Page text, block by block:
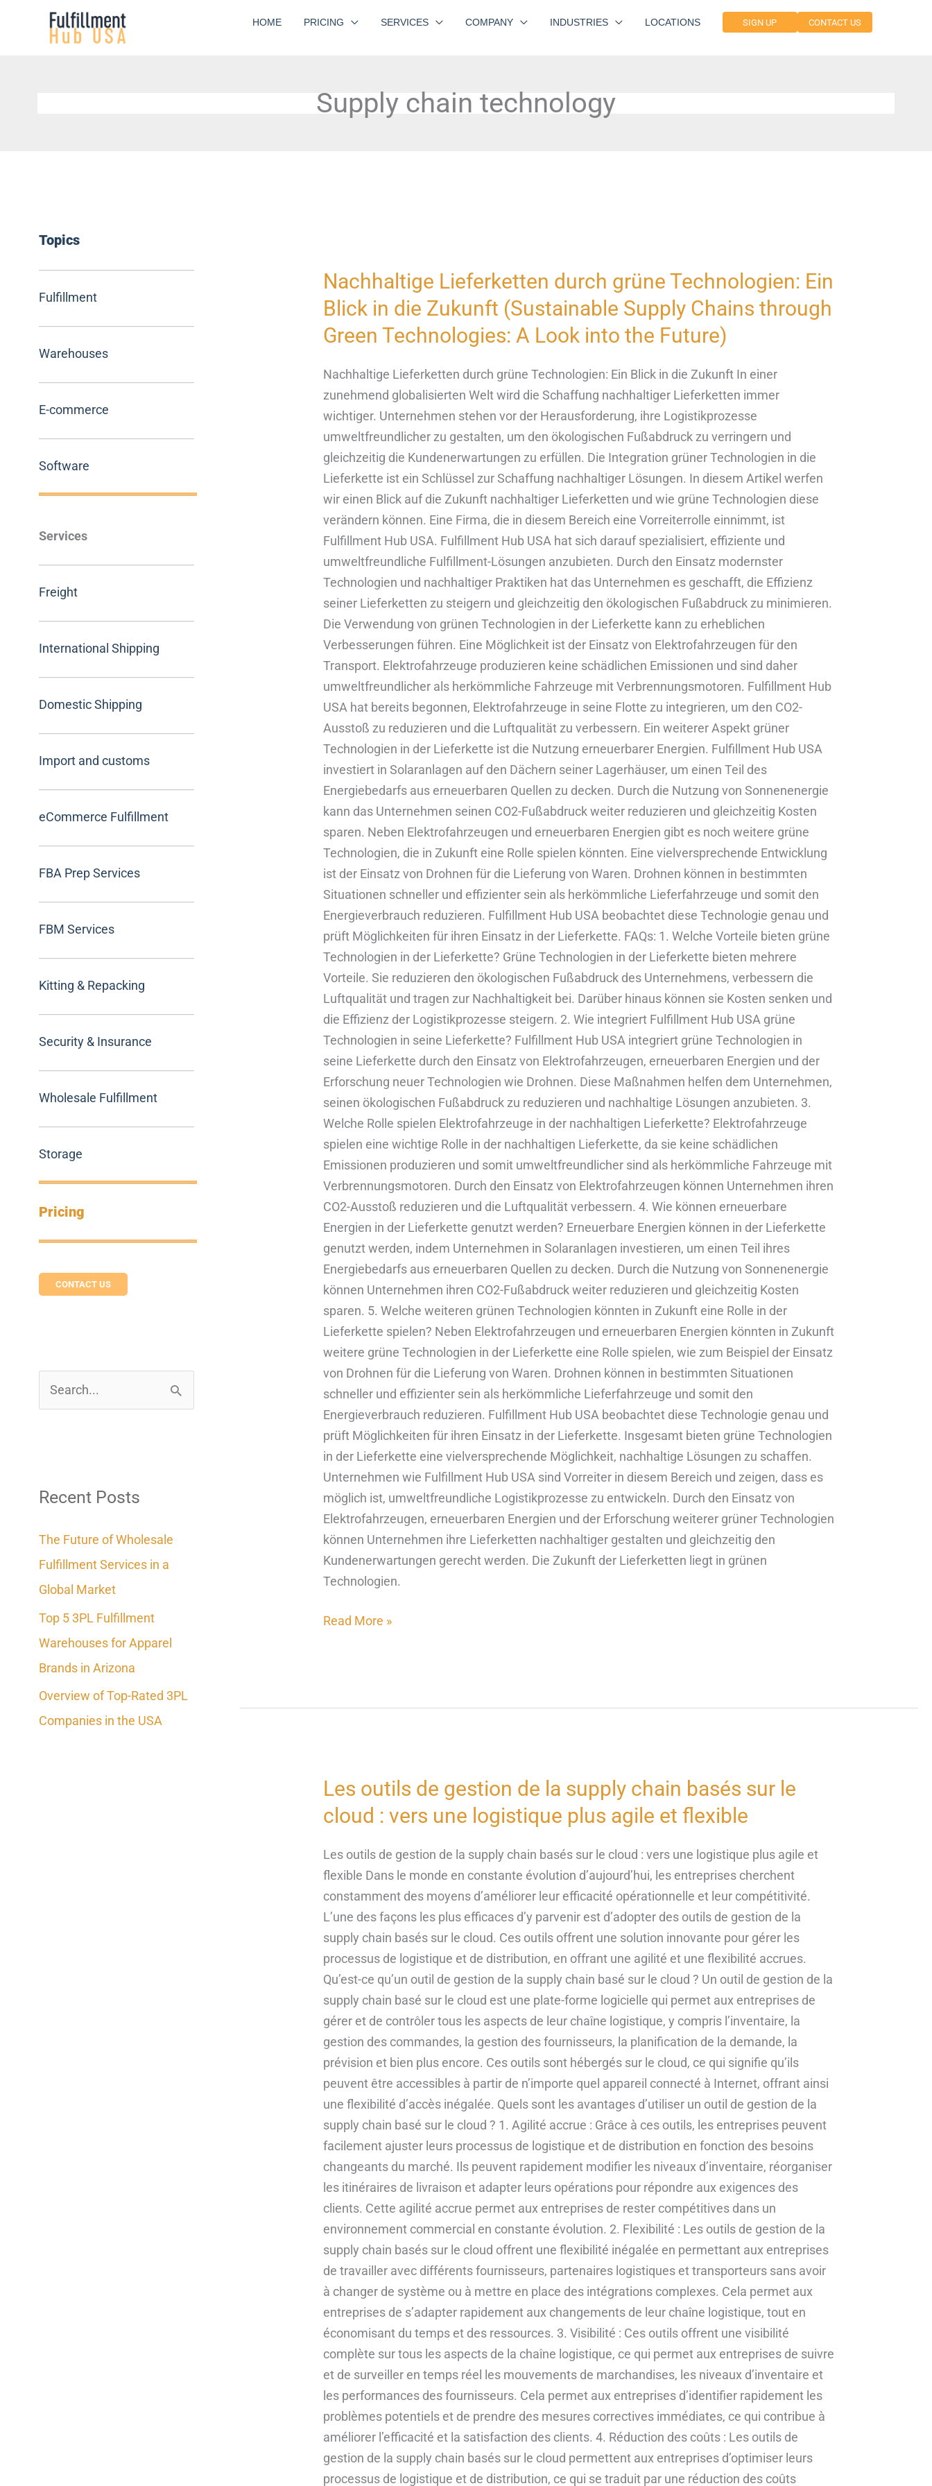
HOME PRICING SERVICES COMPANY INDUSTRIES LOCATIONS SIGN UP CONTACT US
Supply chain technology
Topics
Fulfillment
Warehouses
E-commerce
Software
Services
Freight
International Shipping
Domestic Shipping
Import and customs
eCommerce Fulfillment
FBA Prep Services
FBM Services
Kitting & Repacking
Security & Insurance
Wholesale Fulfillment
Storage
Pricing
CONTACT US
c
f
o
r
:
Recent Posts
The Future of Wholesale
Fulfillment Services in a
Global Market
Top 5 3PL Fulfillment
Warehouses for Apparel
Brands in Arizona
Overview of Top-Rated 3PL
Companies in the USA
Nachhaltige Lieferketten durch grüne Technologien: Ein
Blick in die Zukunft (Sustainable Supply Chains through
Green Technologies: A Look into the Future)
Nachhaltige Lieferketten durch grüne Technologien: Ein Blick in die Zukunft In einer
zunehmend globalisierten Welt wird die Schaffung nachhaltiger Lieferketten immer
wichtiger. Unternehmen stehen vor der Herausforderung, ihre Logistikprozesse
umweltfreundlicher zu gestalten, um den ökologischen Fußabdruck zu verringern und
gleichzeitig die Kundenerwartungen zu erfüllen. Die Integration grüner Technologien in die
Lieferkette ist ein Schlüssel zur Schaffung nachhaltiger Lösungen. In diesem Artikel werfen
wir einen Blick auf die Zukunft nachhaltiger Lieferketten und wie grüne Technologien diese
verändern können. Eine Firma, die in diesem Bereich eine Vorreiterrolle einnimmt, ist
Fulfillment Hub USA. Fulfillment Hub USA hat sich darauf spezialisiert, effiziente und
umweltfreundliche Fulfillment-Lösungen anzubieten. Durch den Einsatz modernster
Technologien und nachhaltiger Praktiken hat das Unternehmen es geschafft, die Effizienz
seiner Lieferketten zu steigern und gleichzeitig den ökologischen Fußabdruck zu minimieren.
Die Verwendung von grünen Technologien in der Lieferkette kann zu erheblichen
Verbesserungen führen. Eine Möglichkeit ist der Einsatz von Elektrofahrzeugen für den
Transport. Elektrofahrzeuge produzieren keine schädlichen Emissionen und sind daher
umweltfreundlicher als herkömmliche Fahrzeuge mit Verbrennungsmotoren. Fulfillment Hub
USA hat bereits begonnen, Elektrofahrzeuge in seine Flotte zu integrieren, um den CO2-
Ausstoß zu reduzieren und die Luftqualität zu verbessern. Ein weiterer Aspekt grüner
Technologien in der Lieferkette ist die Nutzung erneuerbarer Energien. Fulfillment Hub USA
investiert in Solaranlagen auf den Dächern seiner Lagerhäuser, um einen Teil des
Energiebedarfs aus erneuerbaren Quellen zu decken. Durch die Nutzung von Sonnenenergie
kann das Unternehmen seinen CO2-Fußabdruck weiter reduzieren und gleichzeitig Kosten
sparen. Neben Elektrofahrzeugen und erneuerbaren Energien gibt es noch weitere grüne
Technologien, die in Zukunft eine Rolle spielen könnten. Eine vielversprechende Entwicklung
ist der Einsatz von Drohnen für die Lieferung von Waren. Drohnen können in bestimmten
Situationen schneller und effizienter sein als herkömmliche Lieferfahrzeuge und somit den
Energieverbrauch reduzieren. Fulfillment Hub USA beobachtet diese Technologie genau und
prüft Möglichkeiten für ihren Einsatz in der Lieferkette. FAQs: 1. Welche Vorteile bieten grüne
Technologien in der Lieferkette? Grüne Technologien in der Lieferkette bieten mehrere
Vorteile. Sie reduzieren den ökologischen Fußabdruck des Unternehmens, verbessern die
Luftqualität und tragen zur Nachhaltigkeit bei. Darüber hinaus können sie Kosten senken und
die Effizienz der Logistikprozesse steigern. 2. Wie integriert Fulfillment Hub USA grüne
Technologien in seine Lieferkette? Fulfillment Hub USA integriert grüne Technologien in
seine Lieferkette durch den Einsatz von Elektrofahrzeugen, erneuerbaren Energien und der
Erforschung neuer Technologien wie Drohnen. Diese Maßnahmen helfen dem Unternehmen,
seinen ökologischen Fußabdruck zu reduzieren und nachhaltige Lösungen anzubieten. 3.
Welche Rolle spielen Elektrofahrzeuge in der nachhaltigen Lieferkette? Elektrofahrzeuge
spielen eine wichtige Rolle in der nachhaltigen Lieferkette, da sie keine schädlichen
Emissionen produzieren und somit umweltfreundlicher sind als herkömmliche Fahrzeuge mit
Verbrennungsmotoren. Durch den Einsatz von Elektrofahrzeugen können Unternehmen ihren
CO2-Ausstoß reduzieren und die Luftqualität verbessern. 4. Wie können erneuerbare
Energien in der Lieferkette genutzt werden? Erneuerbare Energien können in der Lieferkette
genutzt werden, indem Unternehmen in Solaranlagen investieren, um einen Teil ihres
Energiebedarfs aus erneuerbaren Quellen zu decken. Durch die Nutzung von Sonnenenergie
können Unternehmen ihren CO2-Fußabdruck weiter reduzieren und gleichzeitig Kosten
sparen. 5. Welche weiteren grünen Technologien könnten in Zukunft eine Rolle in der
Lieferkette spielen? Neben Elektrofahrzeugen und erneuerbaren Energien könnten in Zukunft
weitere grüne Technologien in der Lieferkette eine Rolle spielen, wie zum Beispiel der Einsatz
von Drohnen für die Lieferung von Waren. Drohnen können in bestimmten Situationen
schneller und effizienter sein als herkömmliche Lieferfahrzeuge und somit den
Energieverbrauch reduzieren. Fulfillment Hub USA beobachtet diese Technologie genau und
prüft Möglichkeiten für ihren Einsatz in der Lieferkette. Insgesamt bieten grüne Technologien
in der Lieferkette eine vielversprechende Möglichkeit, nachhaltige Lösungen zu schaffen.
Unternehmen wie Fulfillment Hub USA sind Vorreiter in diesem Bereich und zeigen, dass es
möglich ist, umweltfreundliche Logistikprozesse zu entwickeln. Durch den Einsatz von
Elektrofahrzeugen, erneuerbaren Energien und der Erforschung weiterer grüner Technologien
können Unternehmen ihre Lieferketten nachhaltiger gestalten und gleichzeitig den
Kundenerwartungen gerecht werden. Die Zukunft der Lieferketten liegt in grünen
Technologien.
Nachhaltige
Lieferketten
durch
grüne
Ein
Blick
in
die
Zukunft
(Sustainable
Supply
Chains
through
Green
Technologies:
A
Look
into
the
Future)
Read More »
Les outils de gestion de la supply chain basés sur le
cloud : vers une logistique plus agile et flexible
Les outils de gestion de la supply chain basés sur le cloud : vers une logistique plus agile et
flexible Dans le monde en constante évolution d’aujourd’hui, les entreprises cherchent
constamment des moyens d’améliorer leur efficacité opérationnelle et leur compétitivité.
L’une des façons les plus efficaces d’y parvenir est d’adopter des outils de gestion de la
supply chain basés sur le cloud. Ces outils offrent une solution innovante pour gérer les
processus de logistique et de distribution, en offrant une agilité et une flexibilité accrues.
Qu’est-ce qu’un outil de gestion de la supply chain basé sur le cloud ? Un outil de gestion de la
supply chain basé sur le cloud est une plate-forme logicielle qui permet aux entreprises de
gérer et de contrôler tous les aspects de leur chaîne logistique, y compris l’inventaire, la
gestion des commandes, la gestion des fournisseurs, la planification de la demande, la
prévision et bien plus encore. Ces outils sont hébergés sur le cloud, ce qui signifie qu’ils
peuvent être accessibles à partir de n’importe quel appareil connecté à Internet, offrant ainsi
une flexibilité d’accès inégalée. Quels sont les avantages d’utiliser un outil de gestion de la
supply chain basé sur le cloud ? 1. Agilité accrue : Grâce à ces outils, les entreprises peuvent
facilement ajuster leurs processus de logistique et de distribution en fonction des besoins
changeants du marché. Ils peuvent rapidement modifier les niveaux d’inventaire, réorganiser
les itinéraires de livraison et adapter leurs opérations pour répondre aux exigences des
clients. Cette agilité accrue permet aux entreprises de rester compétitives dans un
environnement commercial en constante évolution. 2. Flexibilité : Les outils de gestion de la
supply chain basés sur le cloud offrent une flexibilité inégalée en permettant aux entreprises
de travailler avec différents fournisseurs, partenaires logistiques et transporteurs sans avoir
à changer de système ou à mettre en place des intégrations complexes. Cela permet aux
entreprises de s’adapter rapidement aux changements de leur chaîne logistique, tout en
économisant du temps et des ressources. 3. Visibilité : Ces outils offrent une visibilité
complète sur tous les aspects de la chaîne logistique, ce qui permet aux entreprises de suivre
et de surveiller en temps réel les mouvements de marchandises, les niveaux d’inventaire et
les performances des fournisseurs. Cela permet aux entreprises d’identifier rapidement les
problèmes potentiels et de prendre des mesures correctives immédiates, ce qui contribue à
améliorer l’efficacité et la satisfaction des clients. 4. Réduction des coûts : Les outils de
gestion de la supply chain basés sur le cloud permettent aux entreprises d’optimiser leurs
processus de logistique et de distribution, ce qui se traduit par une réduction des coûts
Les
outils
de
gestion
de
supply
chain
sur
cloud
vers
logistique
agile
et
flexible